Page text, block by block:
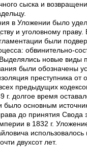
сыска и
в Уложении было
и уголовному праву.
были
обвинительно-
новые виды
были обозначены
преступника от
предыдущих
г. долгое время
было основным
до принятия Свода
в 1832 г.
использовалось
двухсот лет.